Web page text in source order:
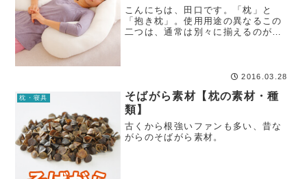
勢にも対応！
こんにちは、田口です。「枕」と
「抱き枕」。使用用途の異なるこの
二つは、通常は別々に揃えるのが一
（hugoo-pillow）』の登場により、
2016.03.28
枕・寝具
そばがら素材【枕の素材・種
類】
古くから根強いファンも多い、昔な
がらのそばがら素材。